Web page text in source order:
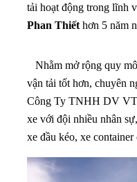
tải hoạt động trong lĩnh
Phan Thiết hơn 5 năm
Nhằm mở rộng quy
vận tải tốt hơn, chuyên
Công Ty TNHH DV VT
xe với đội nhiều nhân
xe đầu kéo, xe